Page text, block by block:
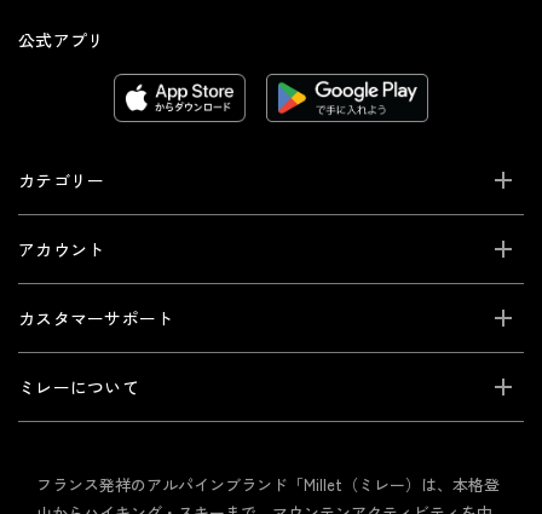
公式アプリ
カテゴリー
アカウント
カスタマーサポート
ミレーについて
フランス発祥のアルパインブランド「Millet（ミレー）は、本格登